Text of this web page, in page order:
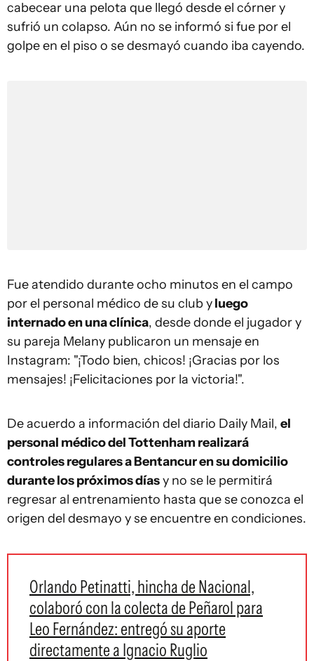
cabecear una pelota que llegó desde el córner y
sufrió un colapso. Aún no se informó si fue por el
golpe en el piso o se desmayó cuando iba cayendo.
Fue atendido durante ocho minutos en el campo
por el personal médico de su club yluego
internado en una clínica, desde donde el jugador y
su pareja Melany publicaron un mensaje en
Instagram: "¡Todo bien, chicos! ¡Gracias por los
mensajes! ¡Felicitaciones por la victoria!".
De acuerdo a información del diario Daily Mail, el
personal médico del Tottenham realizará
controles regulares a Bentancur en su domicilio
durante los próximos díasy no se le permitirá
regresar al entrenamiento hasta que se conozca el
origen del desmayo y se encuentre en condiciones.
Orlando Petinatti, hincha de Nacional,
colaboró con la colecta de Peñarol para
Leo Fernández: entregó su aporte
directamente a Ignacio Ruglio